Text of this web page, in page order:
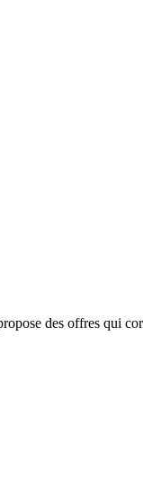
des offres qui